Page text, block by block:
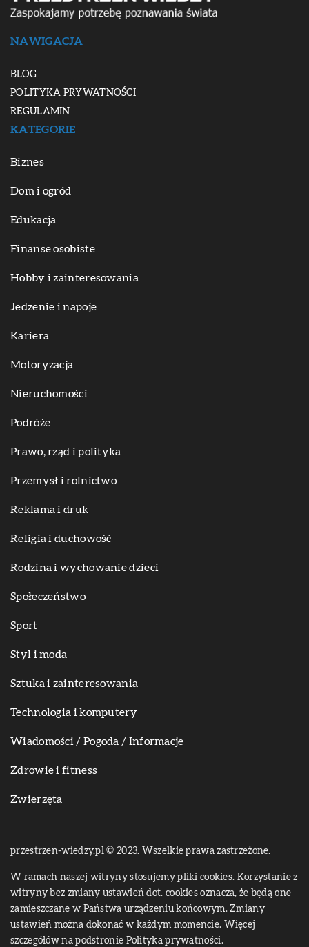
NAWIGACJA
BLOG
POLITYKA PRYWATNOŚCI
REGULAMIN
KATEGORIE
Biznes
Dom i ogród
Edukacja
Finanse osobiste
Hobby i zainteresowania
Jedzenie i napoje
Kariera
Motoryzacja
Nieruchomości
Podróże
Prawo, rząd i polityka
Przemysł i rolnictwo
Reklama i druk
Religia i duchowość
Rodzina i wychowanie dzieci
Społeczeństwo
Sport
Styl i moda
Sztuka i zainteresowania
Technologia i komputery
Wiadomości / Pogoda / Informacje
Zdrowie i fitness
Zwierzęta
przestrzen-wiedzy.pl © 2023. Wszelkie prawa zastrzeżone.
W ramach naszej witryny stosujemy pliki cookies. Korzystanie z
witryny bez zmiany ustawień dot. cookies oznacza, że będą one
zamieszczane w Państwa urządzeniu końcowym. Zmiany
ustawień można dokonać w każdym momencie. Więcej
szczegółów na podstronie Polityka prywatności.